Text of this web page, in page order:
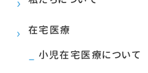
在宅医療
小児在宅医療について